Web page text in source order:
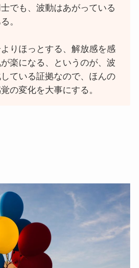
でも、波動はあがっている
。
りほっとする、解放感を感
が楽になる、というのが、波
ている証拠なので、ほんの
の変化を大事にする。